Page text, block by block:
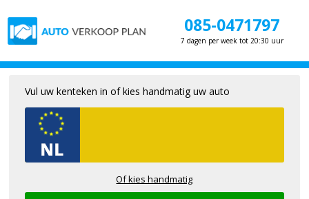
085-0471797
7 dagen per week tot 20:30 uur
Vul uw kenteken in of kies handmatig uw auto
Of kies handmatig